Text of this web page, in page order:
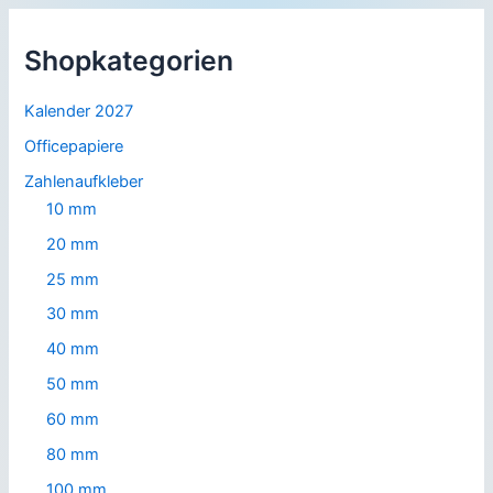
Shopkategorien
Kalender 2027
Officepapiere
Zahlenaufkleber
10 mm
20 mm
25 mm
30 mm
40 mm
50 mm
60 mm
80 mm